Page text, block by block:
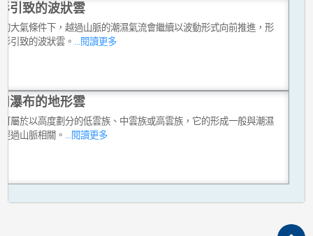
引致的波狀雲
大氣條件下，越過山脈的潮濕氣流會繼續以波動形式向前推進，形
引致的波狀雲。
...閱讀更多
瀑布的地形雲
屬於以高度劃分的低雲族、中雲族或高雲族，它的形成一般與潮濕
過山脈相關。 ...閱讀更多